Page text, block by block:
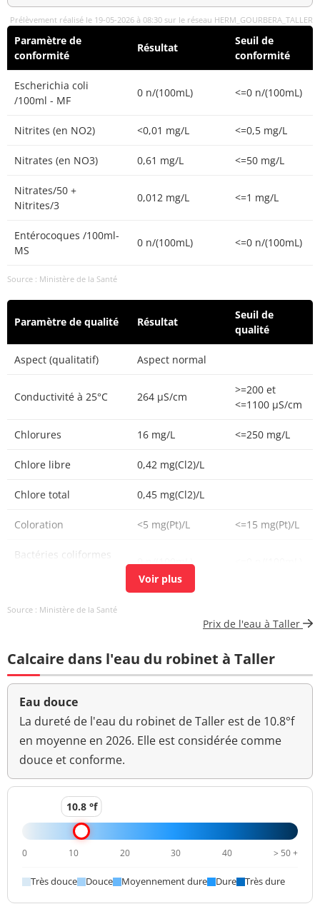
Prélèvement réalisé le 19-05-2026 à 08:30 sur le réseau HERM_GOURBERA_TALLER
Paramètre de
conformité
Résultat
Seuil de
conformité
Escherichia coli
/100ml - MF
0 n/(100mL) <=0 n/(100mL)
Nitrites (en NO2) <0,01 mg/L <=0,5 mg/L
Nitrates (en NO3) 0,61 mg/L <=50 mg/L
Nitrates/50 +
Nitrites/3
0,012 mg/L <=1 mg/L
Entérocoques /100ml-
MS
0 n/(100mL) <=0 n/(100mL)
Source : Ministère de la Santé
Paramètre de qualité Résultat
Seuil de
qualité
Aspect (qualitatif) Aspect normal
Conductivité à 25°C 264 µS/cm
>=200 et
<=1100 µS/cm
Chlorures 16 mg/L <=250 mg/L
Chlore libre 0,42 mg(Cl2)/L
Chlore total 0,45 mg(Cl2)/L
Coloration <5 mg(Pt)/L <=15 mg(Pt)/L
Bactéries coliformes
0 n/(100mL)
Bact. aér. revivifiables
4 n/mL
Ammonium d'origine
<0,01 mg/L <=0,5 mg/L
unité pH
Saveur (qualitatif)
changement
anormal
Titre alcalimétrique 0 °f
Source : Ministère de la Santé
Prix de l'eau à Taller
Calcaire dans l'eau du robinet à Taller
Eau douce
La dureté de l'eau du robinet de Taller est de 10.8°f
en moyenne en 2026. Elle est considérée comme
douce et conforme.
10.8 °f
0 10 20 30 40 > 50 +
Très douce Douce Moyennement dure Dure Très dure